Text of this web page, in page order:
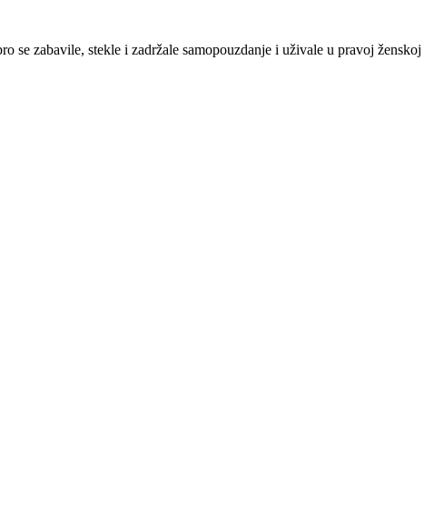
se zabavile, stekle i zadržale samopouzdanje i uživale u pravoj ženskoj